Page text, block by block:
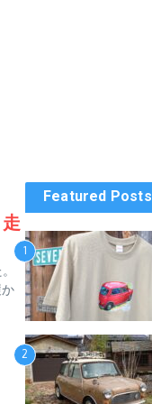
Featured Posts
1
2